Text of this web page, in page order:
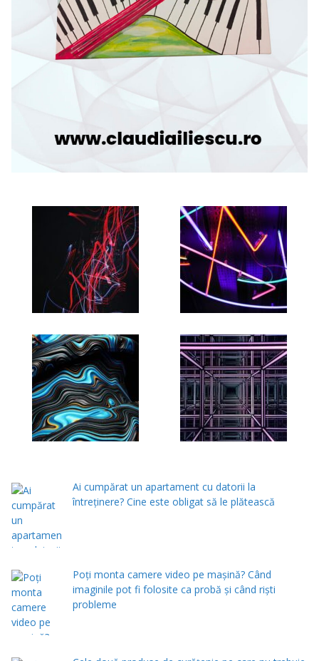
Ai cumpărat un apartament cu datorii la
întreținere? Cine este obligat să le plătească
Poți monta camere video pe mașină? Când
imaginile pot fi folosite ca probă și când riști
probleme